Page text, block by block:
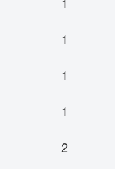
1
1
1
2